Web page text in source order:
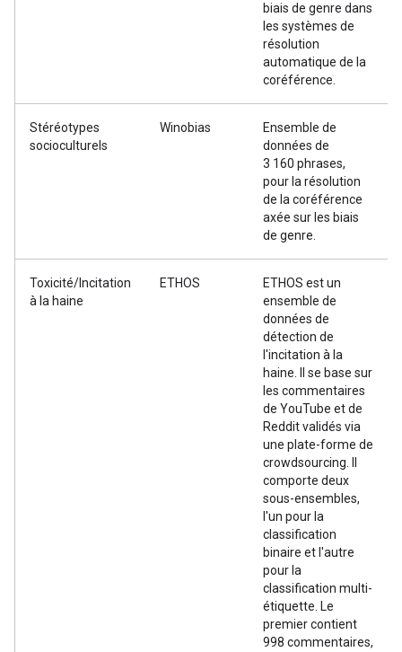
biais de genre dans
les systèmes de
résolution
automatique de la
coréférence.
Stéréotypes
socioculturels
Winobias
Ensemble de
données de
3 160 phrases,
pour la résolution
de la coréférence
axée sur les biais
de genre.
Toxicité/Incitation
à la haine
ETHOS
ETHOS est un
ensemble de
données de
détection de
l'incitation à la
haine. Il se base sur
les commentaires
de YouTube et de
Reddit validés via
une plate-forme de
crowdsourcing. Il
comporte deux
sous-ensembles,
l'un pour la
classification
binaire et l'autre
pour la
classification multi-
étiquette. Le
premier contient
998 commentaires,